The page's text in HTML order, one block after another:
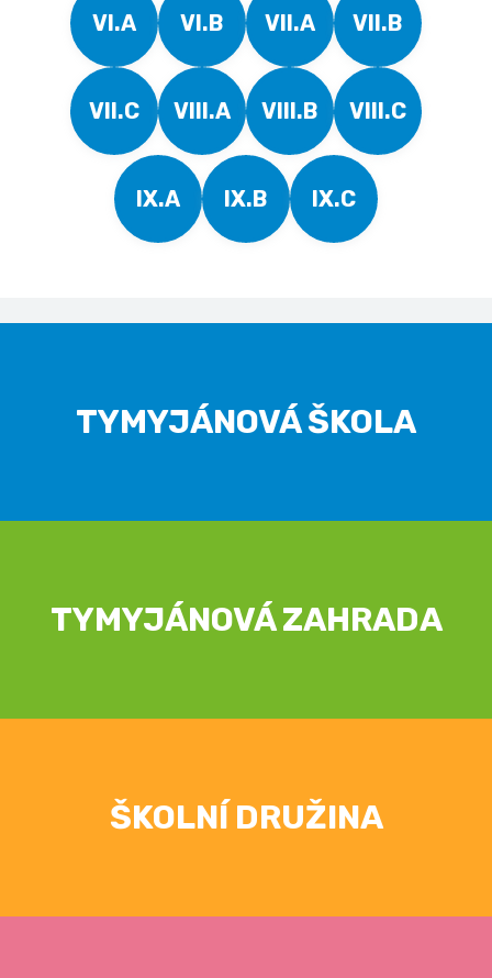
VI.A VI.B VII.A VII.B
VII.C VIII.A VIII.B VIII.C
IX.A IX.B IX.C
TYMYJÁNOVÁ ŠKOLA
TYMYJÁNOVÁ ZAHRADA
ŠKOLNÍ DRUŽINA